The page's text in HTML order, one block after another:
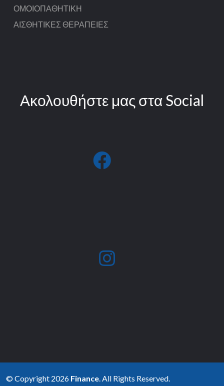
ΟΜΟΙΟΠΑΘΗΤΙΚΉ
ΑΙΣΘΗΤΙΚΈΣ ΘΕΡΑΠΕΊΕΣ
Ακολουθήστε μας στα Social
facebook
fa-
instagram
© Copyright 2026 Finance. All Rights Reserved.